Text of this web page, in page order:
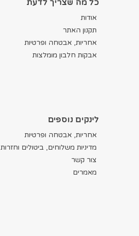
כל מה שצריך לדעת
אודות
תקנון האתר
אחריות, אבטחה ופרטיות
אבקות חלבון מומלצות
לינקים נוספים
אחריות, אבטחה ופרטיות
מדיניות משלוחים, ביטולים וחזרות
צור קשר
מאמרים